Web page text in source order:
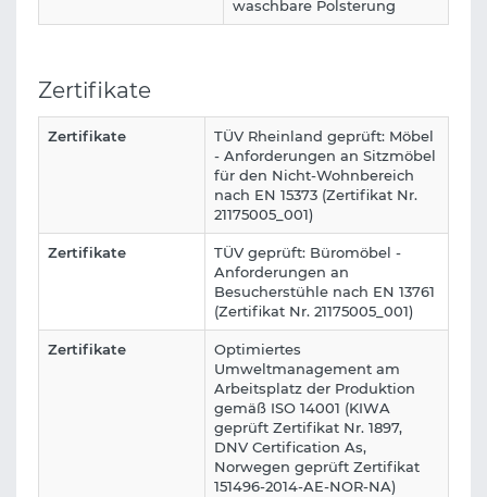
waschbare Polsterung
Zertifikate
Zertifikate
TÜV Rheinland geprüft: Möbel
- Anforderungen an Sitzmöbel
für den Nicht-Wohnbereich
nach EN 15373 (Zertifikat Nr.
21175005_001)
Zertifikate
TÜV geprüft: Büromöbel -
Anforderungen an
Besucherstühle nach EN 13761
(Zertifikat Nr. 21175005_001)
Zertifikate
Optimiertes
Umweltmanagement am
Arbeitsplatz der Produktion
gemäß ISO 14001 (KIWA
geprüft Zertifikat Nr. 1897,
DNV Certification As,
Norwegen geprüft Zertifikat
151496-2014-AE-NOR-NA)